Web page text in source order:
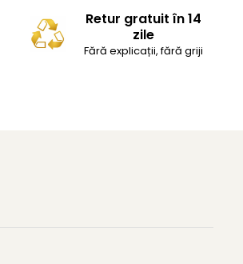
Retur gratuit în 14
zile
Fără explicații, fără griji